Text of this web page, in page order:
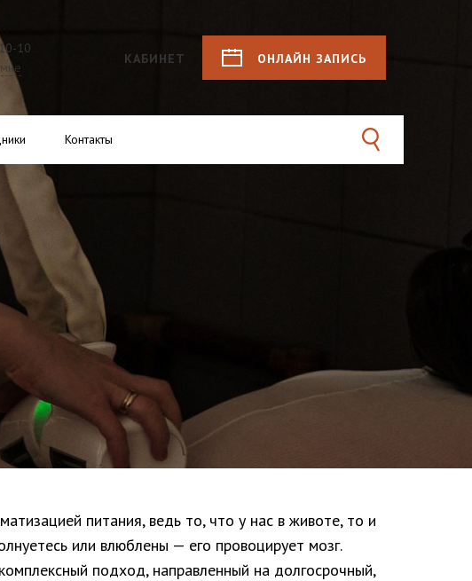
10
КАБИНЕТ ОНЛАЙН ЗАПИСЬ
Контакты
питания, ведь то, что у нас в животе, то и
или влюблены — его провоцирует мозг.
подход, направленный на долгосрочный,